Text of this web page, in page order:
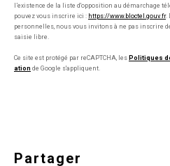
l’existence de la liste d'opposition au démarchage
pouvez vous inscrire ici : https://www.bloctel.gouv.fr.
personnelles, nous vous invitons à ne pas inscrire
saisie libre.
Ce site est protégé par reCAPTCHA, les Politiques
ation de Google s'appliquent.
partager